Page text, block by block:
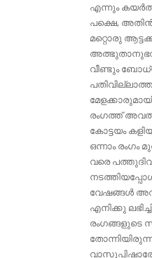
എന്നും
പക്ഷെ,
മറ്റൊരു
വീണ്ടും
രംഗത്ത്
കോട്ടയം
ഒന്നാം
വരെ
വേഷങ്ങള്‍
എനിക്കു